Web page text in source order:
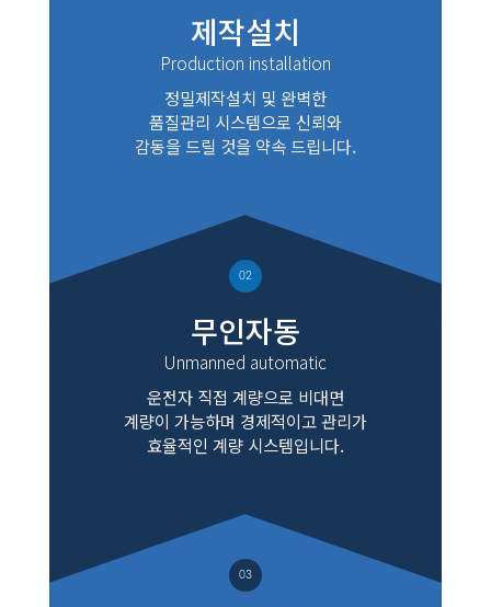
제작설치
Production installation
정밀제작설치 및 완벽한
품질관리 시스템으로 신뢰와
감동을 드릴 것을 약속 드립니다.
02
무인자동
Unmanned automatic
운전자 직접 계량으로 비대면
계량이 가능하며 경제적이고 관리가
효율적인 계량 시스템입니다.
03